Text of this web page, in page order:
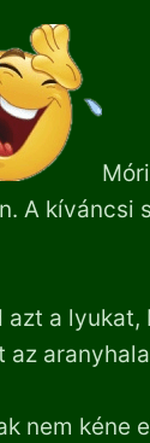
A kíváncsi
azt a lyukat,
az
nem kéne